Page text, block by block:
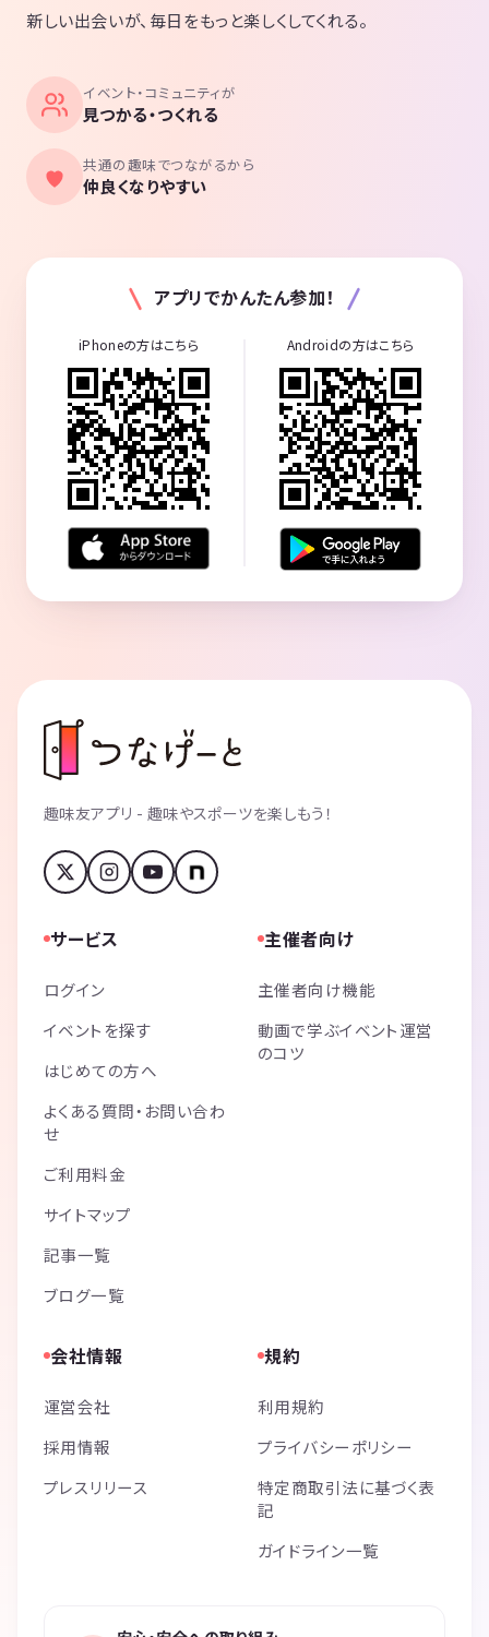
新しい出会いが、毎日をもっと楽しくしてくれる。
イベント・コミュニティが
見つかる・つくれる
共通の趣味でつながるから
仲良くなりやすい
アプリでかんたん参加！
iPhoneの方はこちら Androidの方はこちら
趣味友アプリ - 趣味やスポーツを楽しもう！
サービス
ログイン
イベントを探す
はじめての方へ
よくある質問・お問い合わ
せ
ご利用料金
サイトマップ
記事一覧
ブログ一覧
主催者向け
主催者向け機能
動画で学ぶイベント運営
のコツ
会社情報
運営会社
採用情報
プレスリリース
規約
利用規約
プライバシーポリシー
特定商取引法に基づく表
記
ガイドライン一覧